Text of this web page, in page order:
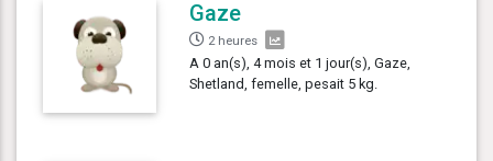
Gaze
2 heures
A 0 an(s), 4 mois et 1 jour(s), Gaze,
Shetland, femelle, pesait 5 kg.